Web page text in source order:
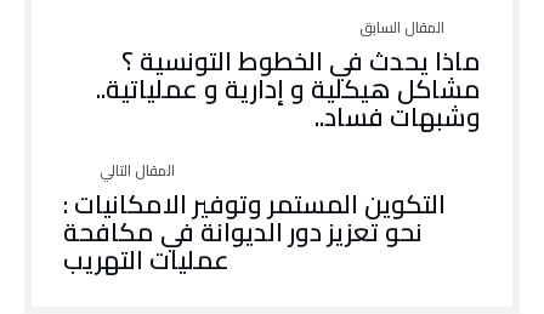
ماذا يحدث في الخطوط التونسية ؟
مشاكل هيكلية و إدارية و عملياتية..
وشبهات فساد..
التكوين المستمر وتوفير الامكانيات :
نحو تعزيز دور الديوانة في مكافحة
عمليات التهريب